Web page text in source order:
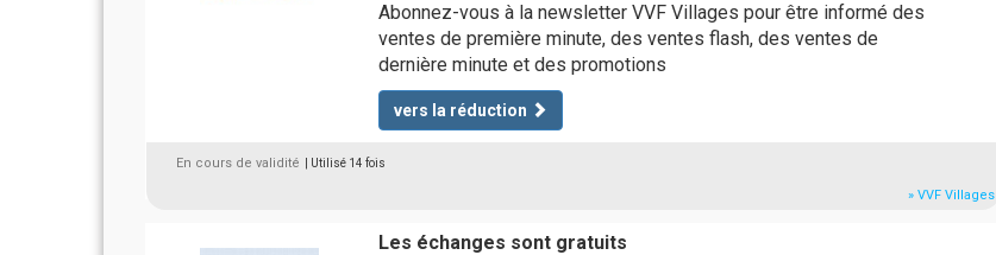
Abonnez-vous à la newsletter VVF Villages pour être informé des
ventes de première minute, des ventes flash, des ventes de
dernière minute et des promotions
vers la réduction
En cours de validité | Utilisé 14 fois
» VVF Villages
Les échanges sont gratuits